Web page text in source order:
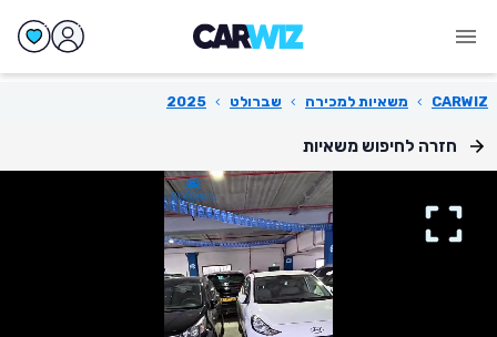
CARWIZ
› משאיות למכירה › שברולט ›
2025
חזרה לחיפוש משאיות